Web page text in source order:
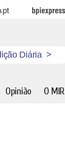
BPI
Diária >
Opinião O